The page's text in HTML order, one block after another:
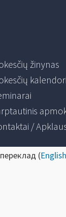
žinynas
/
(English